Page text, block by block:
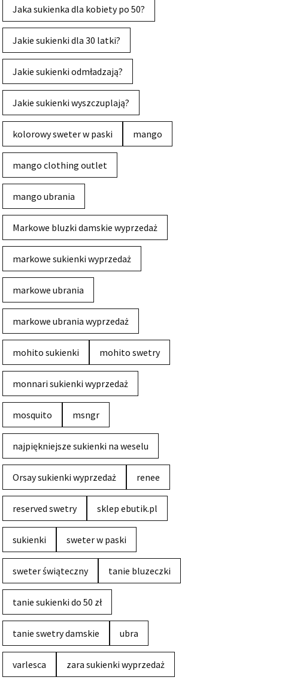
Jaka sukienka dla kobiety po 50?
Jakie sukienki dla 30 latki?
Jakie sukienki odmładzają?
Jakie sukienki wyszczuplają?
kolorowy sweter w paski mango
mango clothing outlet
mango ubrania
Markowe bluzki damskie wyprzedaż
markowe sukienki wyprzedaż
markowe ubrania
markowe ubrania wyprzedaż
mohito sukienki mohito swetry
monnari sukienki wyprzedaż
mosquito msngr
najpiękniejsze sukienki na weselu
Orsay sukienki wyprzedaż renee
reserved swetry sklep ebutik.pl
sukienki sweter w paski
sweter świąteczny tanie bluzeczki
tanie sukienki do 50 zł
tanie swetry damskie ubra
varlesca zara sukienki wyprzedaż